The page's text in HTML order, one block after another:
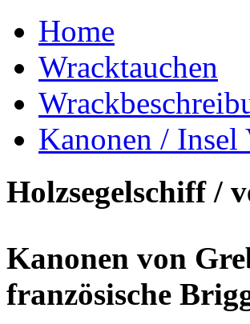
Home
Wracktauchen
Kanonen / Insel
Holzsegelschiff /
Kanonen von
französische